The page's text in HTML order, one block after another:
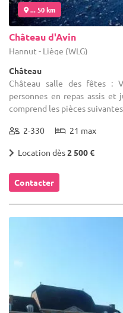
... 50 km
Château d'Avin
Hannut - Liège (WLG)
Château
Château salle des fêtes :
personnes en repas assis
comprend les pièces
2-330 21 max
Location dès2 500 €
Contacter